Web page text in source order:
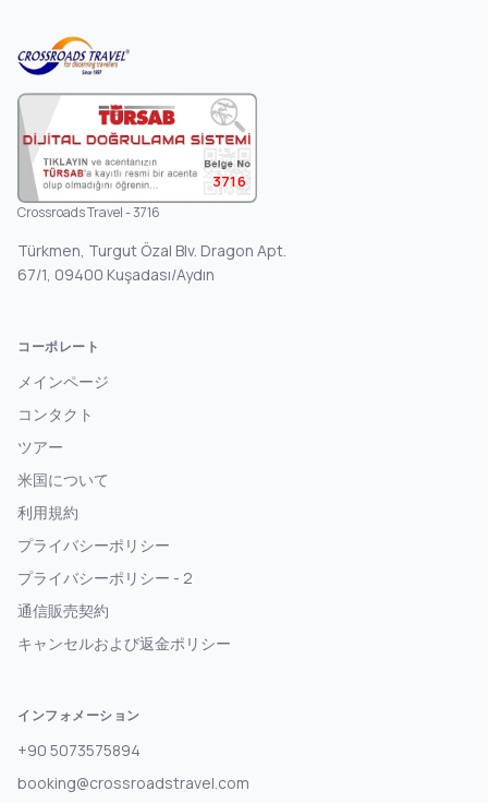
3716
Crossroads Travel - 3716
Türkmen, Turgut Özal Blv. Dragon Apt.
67/1, 09400 Kuşadası/Aydın
コーポレート
メインページ
コンタクト
ツアー
米国について
利用規約
プライバシーポリシー
プライバシーポリシー - 2
通信販売契約
キャンセルおよび返金ポリシー
インフォメーション
+90 5073575894
booking@crossroadstravel.com